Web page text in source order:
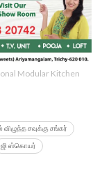
Modular Kitchen
விழுந்த சவுக்கு சங்கர்
ஜி ஸ்கொயர்